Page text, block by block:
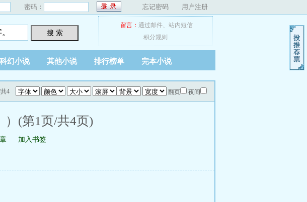
密码： 忘记密码 用户注册
搜 索
留言： 通过邮件、 站内短信
积分规则
科幻小说 其他小说 排行榜单 完本小说
翻页 夜间
4
）(第1页/共4页)
加入书签